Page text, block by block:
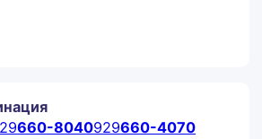
660-8040929660-4070